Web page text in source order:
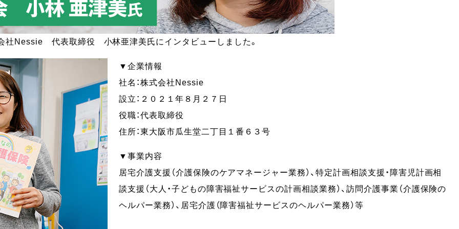
社Nessie 代表取締役 小林亜津美氏にインタビューしました。
▼企業情報
社名：株式会社Nessie
設立：２０２１年８月２７日
役職：代表取締役
住所：東大阪市瓜生堂二丁目１番６３号
▼事業内容
居宅介護支援（介護保険のケアマネージャー業務）、特定計画相談支援・障害児計画相
談支援（大人・子どもの障害福祉サービスの計画相談業務）、訪問介護事業（介護保険の
ヘルパー業務）、居宅介護（障害福祉サービスのヘルパー業務）等